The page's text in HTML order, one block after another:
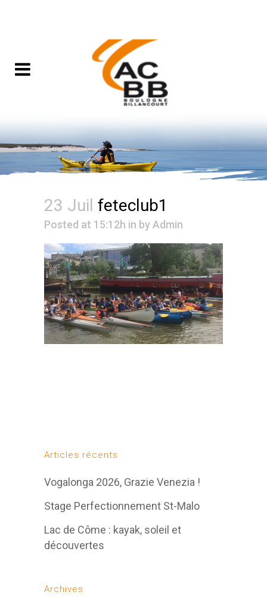
23 Juil feteclub1
Posted at 15:12h in byAdmin
Articles récents
Vogalonga 2026, Grazie Venezia !
Stage Perfectionnement St-Malo
Lac de Côme : kayak, soleil et
découvertes
Archives